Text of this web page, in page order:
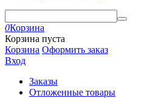
0Корзина
Корзина пуста
Корзина Оформить заказ
Вход
Заказы
Отложенные товары